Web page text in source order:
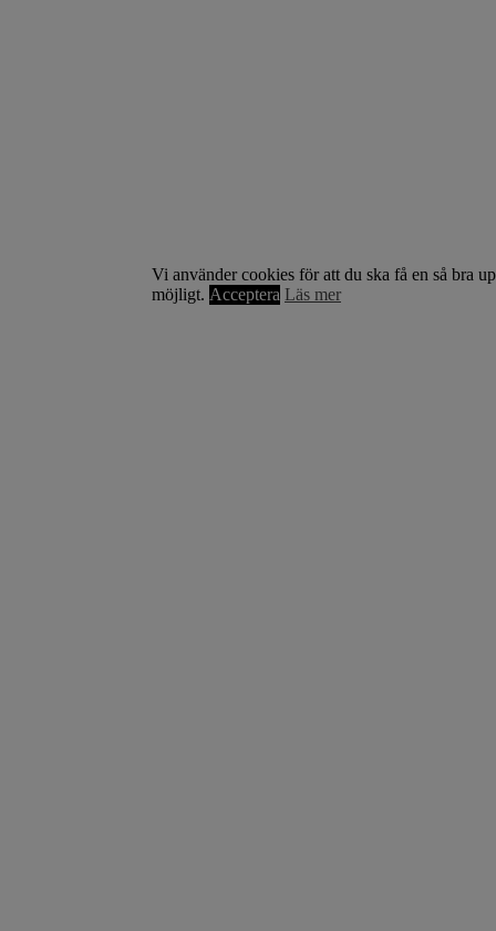
Vi använder cookies för att du ska få en så bra
möjligt. Acceptera Läs mer